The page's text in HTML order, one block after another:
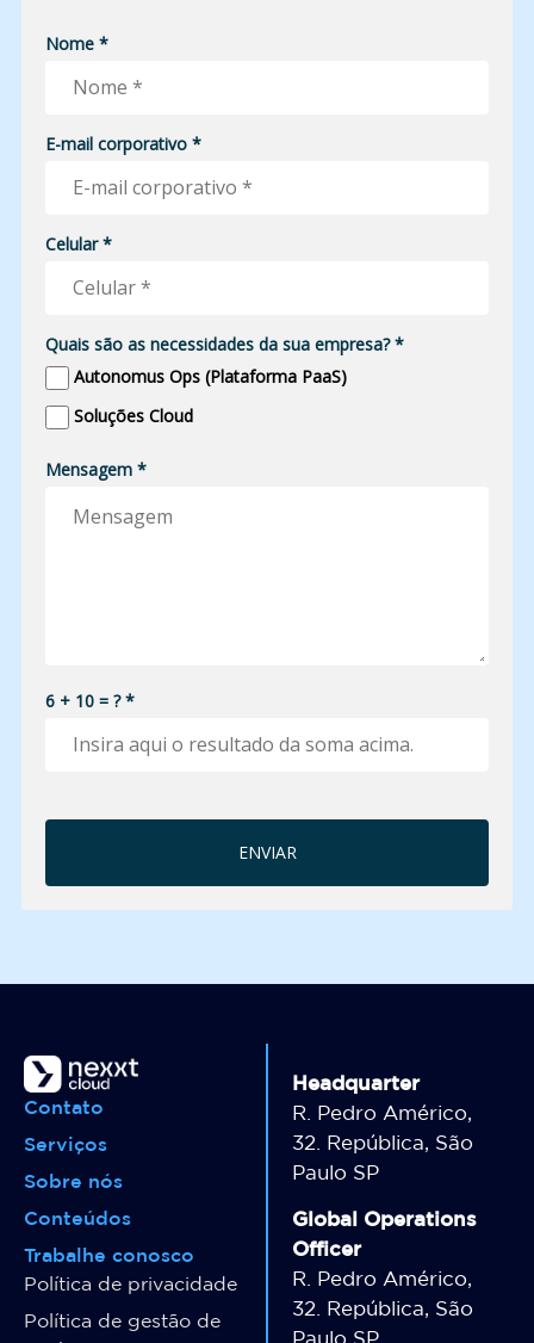
Contato
Serviços
Sobre nós
Conteúdos
Trabalhe conosco
Política de privacidade
Política de gestão de
Headquarter
R. Pedro Américo,
32. República, São
Paulo SP
Global Operations
Officer
R. Pedro Américo,
32. República, São
Paulo SP